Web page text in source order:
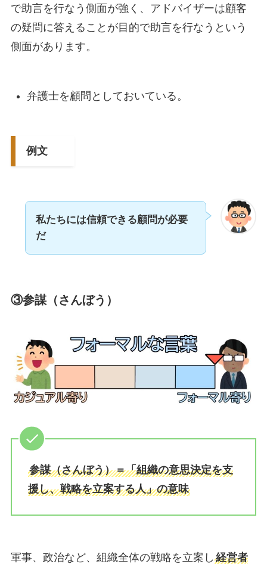
で助言を行なう側面が強く、アドバイザーは顧客
の疑問に答えることが目的で助言を行なうという
側面があります。
弁護士を顧問としておいている。
例文
私たちには信頼できる顧問が必要
だ
③参謀（さんぼう）
参謀（さんぼう）＝「組織の意思決定を支
援し、戦略を立案する人」の意味
軍事、政治など、組織全体の戦略を立案し 経営者